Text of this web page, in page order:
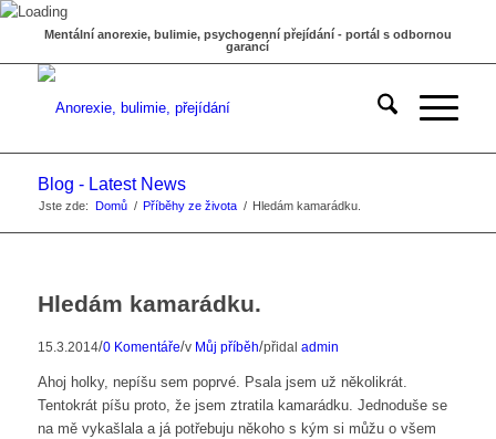
Mentální anorexie, bulimie, psychogenní přejídání - portál s odbornou
garancí
Blog - Latest News
Jste zde: Domů / Příběhy ze života / Hledám kamarádku.
Hledám kamarádku.
15.3.2014/0 Komentáře/v Můj příběh/přidal admin
Ahoj holky, nepíšu sem poprvé. Psala jsem už několikrát.
Tentokrát píšu proto, že jsem ztratila kamarádku. Jednoduše se
na mě vykašlala a já potřebuju někoho s kým si můžu o všem